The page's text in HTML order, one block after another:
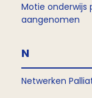
Motie onderwijs
aangenomen
N
Netwerken